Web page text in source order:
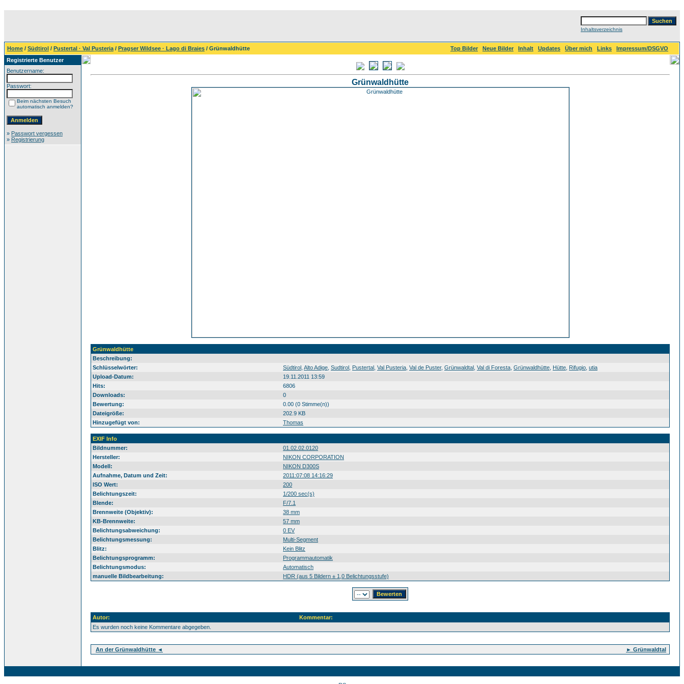
Inhaltsverzeichnis
Home / Südtirol / Pustertal · Val Pusteria / Pragser Wildsee · Lago di Braies / Grünwaldhütte Top Bilder Neue Bilder Inhalt Updates Über mich Links
Impressum/DSGVO
Registrierte Benutzer
Benutzername:
Passwort:
Beim nächsten Besuch
automatisch anmelden?
» Passwort vergessen
» Registrierung
Grünwaldhütte
Grünwaldhütte
Beschreibung:
Schlüsselwörter: Südtirol Alto Adige Sudtirol Pustertal Val Pusteria Val de Puster, Grünwaldtal Val di Foresta Grünwaldhütte Hütte Rifugio utia
Upload-Datum:
19.11.2011 13:59
Hits:
6806
Downloads:
0
Bewertung:
0.00 (0 Stimme(n))
Dateigröße:
202.9 KB
Hinzugefügt von:
Thomas
EXIF Info
Bildnummer:
01.02.02.0120
Hersteller:
NIKON CORPORATION
Modell:
NIKON D300S
Aufnahme, Datum und Zeit:
2011:07:08 14:16:29
ISO Wert:
200
Belichtungszeit:
1/200 sec(s)
Blende:
F/7.1
Brennweite (Objektiv):
38 mm
KB-Brennweite:
57 mm
Belichtungsabweichung:
0 EV
Belichtungsmessung:
Multi-Segment
Blitz:
Kein Blitz
Belichtungsprogramm:
Programmautomatik
Belichtungsmodus:
Automatisch
manuelle Bildbearbeitung:
HDR (aus 5 Bildern ± 1,0 Belichtungsstufe)
Autor:
Kommentar:
Es wurden noch keine Kommentare abgegeben.
An der Grünwaldhütte ◄ ► Grünwaldtal